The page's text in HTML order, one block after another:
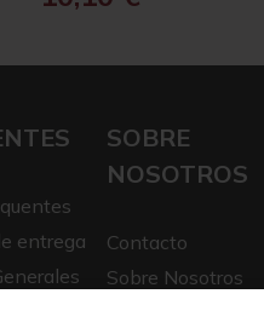
entrega
SOBRE
NOSOTROS
Contacto
Sobre Nosotros